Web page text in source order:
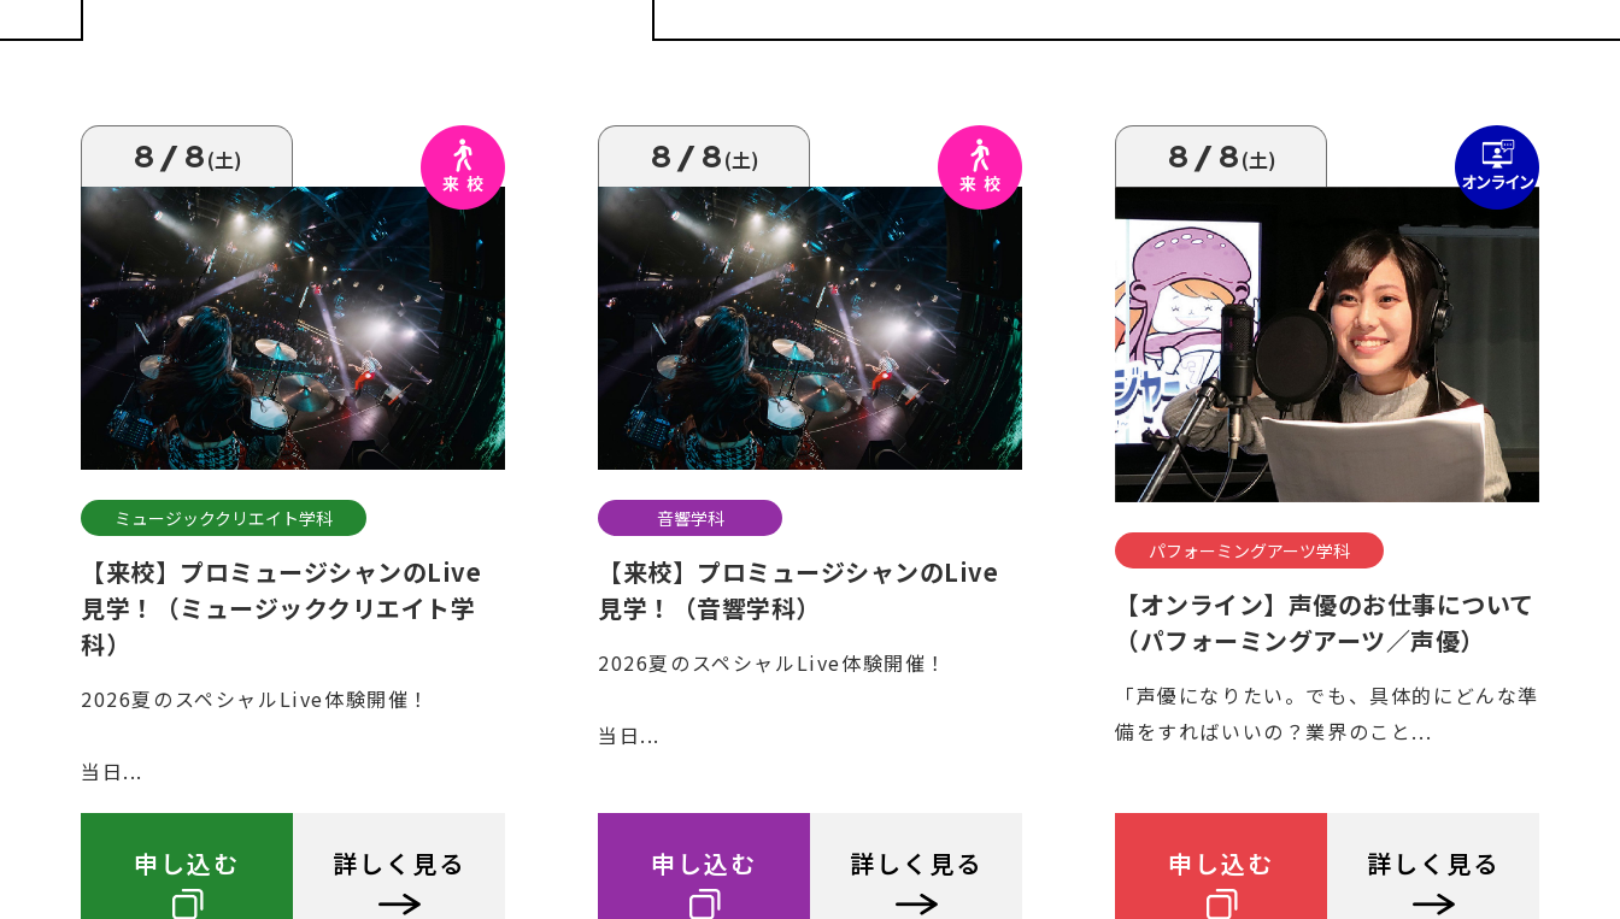
8/8(土)
ミュージッククリエイト学科
【来校】プロミュージシャンのLive
見学！（ミュージッククリエイト学
科）
2026夏のスペシャルLive体験開催！
当日...
申し込む 詳しく見る
8/8(土)
音響学科
【来校】プロミュージシャンのLive
見学！（音響学科）
2026夏のスペシャルLive体験開催！
当日...
申し込む 詳しく見る
8/8(土)
パフォーミングアーツ学科
【オンライン】声優のお仕事について
（パフォーミングアーツ／声優）
「声優になりたい。でも、具体的にどんな準
備をすればいいの？業界のこと...
申し込む 詳しく見る